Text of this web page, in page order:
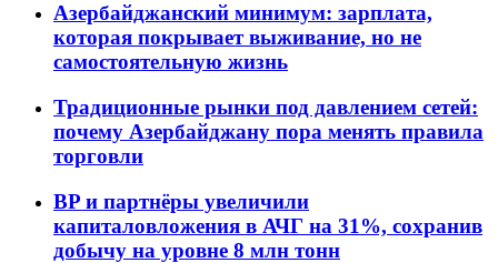
Азербайджанский минимум: зарплата,
которая покрывает выживание, но не
самостоятельную жизнь
Традиционные рынки под давлением сетей:
почему Азербайджану пора менять правила
торговли
BP и партнёры увеличили
капиталовложения в АЧГ на 31%, сохранив
добычу на уровне 8 млн тонн